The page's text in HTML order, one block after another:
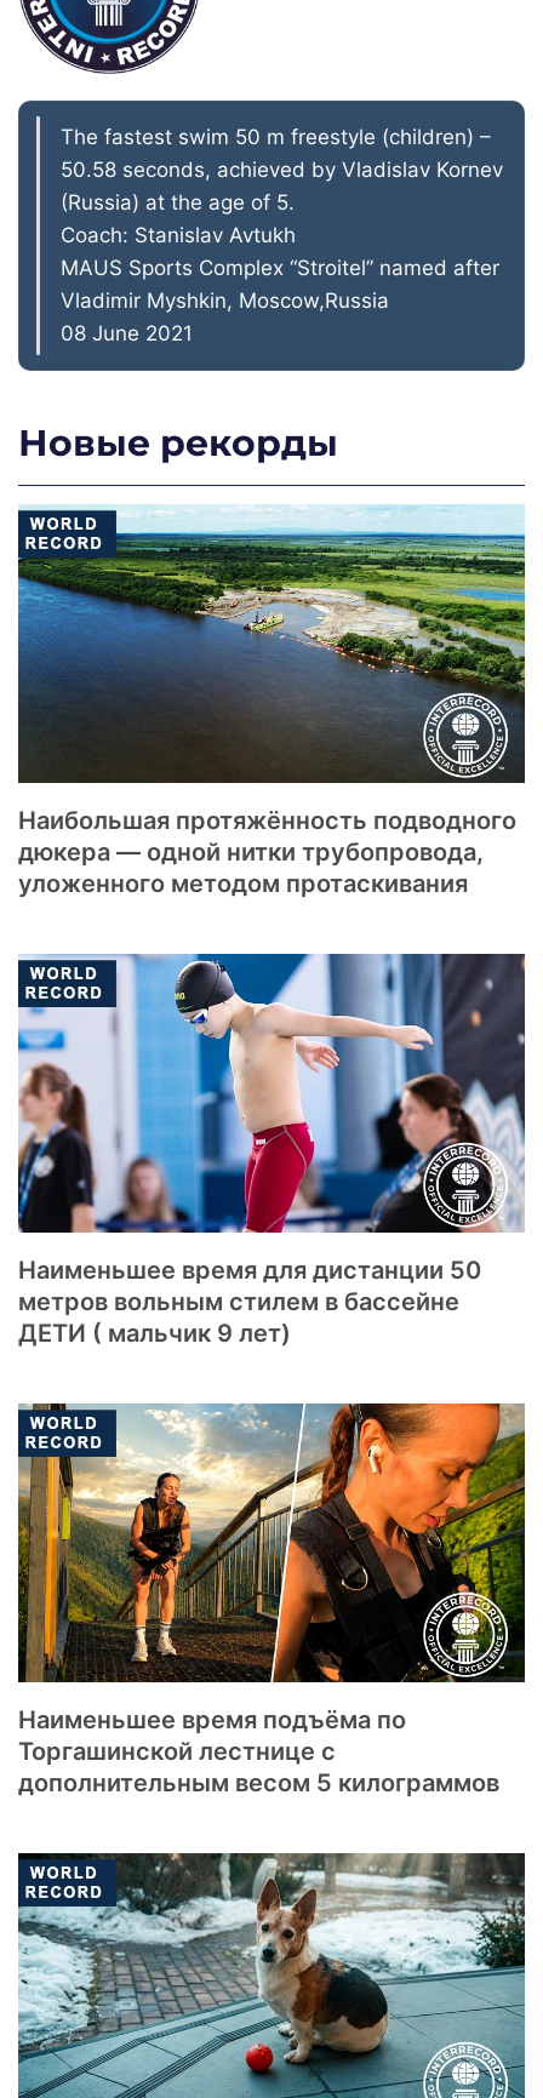
The fastest swim 50 m freestyle (children) –
50.58 seconds, achieved by Vladislav Kornev
(Russia) at the age of 5.
Coach: Stanislav Avtukh
MAUS Sports Complex “Stroitel” named after
Vladimir Myshkin, Moscow,Russia
08 June 2021
Новые рекорды
Наибольшая протяжённость подводного
дюкера — одной нитки трубопровода,
уложенного методом протаскивания
Наименьшее время для дистанции 50
метров вольным стилем в бассейне
ДЕТИ ( мальчик 9 лет)
Наименьшее время подъёма по
Торгашинской лестнице с
дополнительным весом 5 килограммов